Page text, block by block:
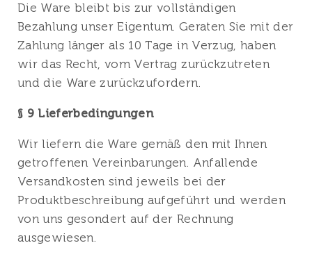
Die Ware bleibt bis zur vollständigen
Bezahlung unser Eigentum. Geraten Sie mit der
Zahlung länger als 10 Tage in Verzug, haben
wir das Recht, vom Vertrag zurückzutreten
und die Ware zurückzufordern.
§ 9 Lieferbedingungen
Wir liefern die Ware gemäß den mit Ihnen
getroffenen Vereinbarungen. Anfallende
Versandkosten sind jeweils bei der
Produktbeschreibung aufgeführt und werden
von uns gesondert auf der Rechnung
ausgewiesen.